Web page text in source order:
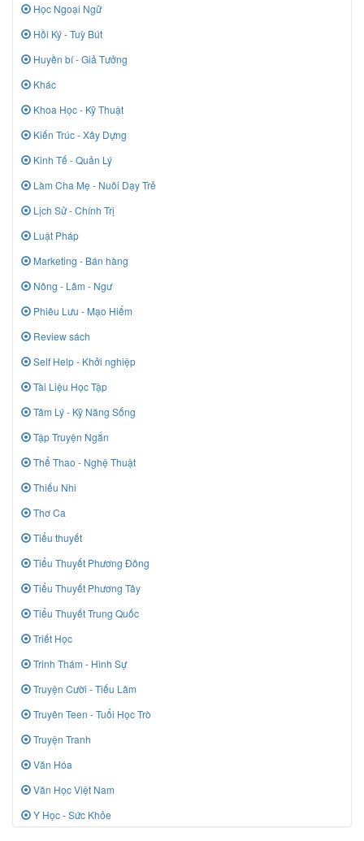
Học Ngoại Ngữ
Hồi Ký - Tuỳ Bút
Huyền bí - Giả Tưởng
Khác
Khoa Học - Kỹ Thuật
Kiến Trúc - Xây Dựng
Kinh Tế - Quản Lý
Làm Cha Mẹ - Nuôi Dạy Trẻ
Lịch Sử - Chính Trị
Luật Pháp
Marketing - Bán hàng
Nông - Lâm - Ngư
Phiêu Lưu - Mạo Hiểm
Review sách
Self Help - Khởi nghiệp
Tài Liệu Học Tập
Tâm Lý - Kỹ Năng Sống
Tập Truyện Ngắn
Thể Thao - Nghệ Thuật
Thiếu Nhi
Thơ Ca
Tiểu thuyết
Tiểu Thuyết Phương Đông
Tiểu Thuyết Phương Tây
Tiểu Thuyết Trung Quốc
Triết Học
Trinh Thám - Hình Sự
Truyện Cười - Tiếu Lâm
Truyên Teen - Tuổi Học Trò
Truyện Tranh
Văn Hóa
Văn Học Việt Nam
Y Học - Sức Khỏe